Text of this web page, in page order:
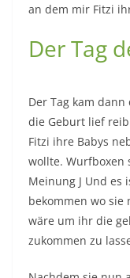
an dem mir Fitzi
Der Tag
Der Tag kam
die Geburt lief
Fitzi ihre Babys
wollte. Wurfboxen
Meinung J Und es
bekommen wo sie
wäre um ihr die
zukommen zu